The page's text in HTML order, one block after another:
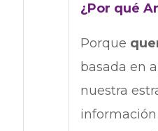
¿Por qué
Porque
basada en
nuestra